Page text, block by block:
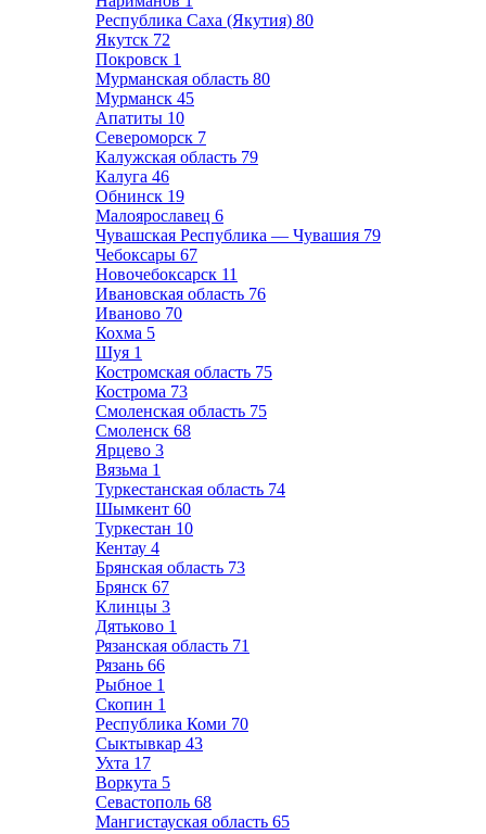
Республика Саха (Якутия) 80
Якутск 72
Покровск 1
Мурманская область 80
Мурманск 45
Апатиты 10
Североморск 7
Калужская область 79
Калуга 46
Обнинск 19
Малоярославец 6
Чувашская Республика — Чувашия 79
Чебоксары 67
Новочебоксарск 11
Ивановская область 76
Иваново 70
Кохма 5
Шуя 1
Костромская область 75
Кострома 73
Смоленская область 75
Смоленск 68
Ярцево 3
Вязьма 1
Туркестанская область 74
Шымкент 60
Туркестан 10
Кентау 4
Брянская область 73
Брянск 67
Клинцы 3
Дятьково 1
Рязанская область 71
Рязань 66
Рыбное 1
Скопин 1
Республика Коми 70
Сыктывкар 43
Ухта 17
Воркута 5
Севастополь 68
Мангистауская область 65